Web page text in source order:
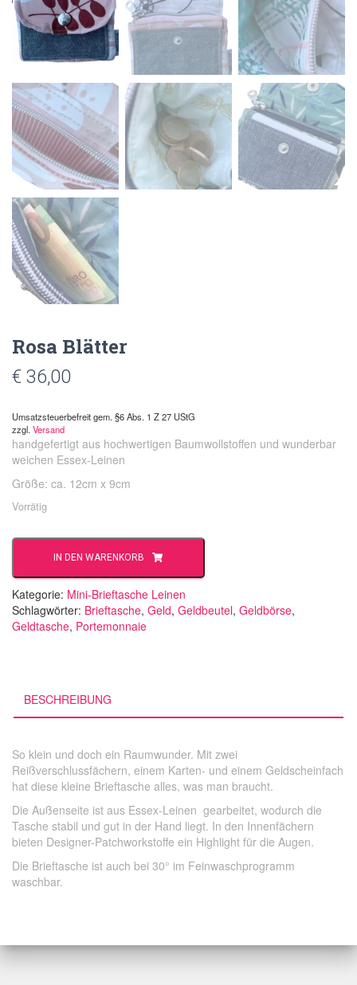
Rosa Blätter
€ 36,00
Umsatzsteuerbefreit gem. §6 Abs. 1 Z 27 UStG
zzgl. Versand
handgefertigt aus hochwertigen Baumwollstoffen und wunderbar
weichen Essex-Leinen
Größe: ca. 12cm x 9cm
Vorrätig
Rosa
Menge
IN DEN WARENKORB
Kategorie: Mini-Brieftasche Leinen
Schlagwörter: Brieftasche, Geld, Geldbeutel, Geldbörse,
Geldtasche, Portemonnaie
BESCHREIBUNG
So klein und doch ein Raumwunder. Mit zwei
Reißverschlussfächern, einem Karten- und einem Geldscheinfach
hat diese kleine Brieftasche alles, was man braucht.
Die Außenseite ist aus Essex-Leinen gearbeitet, wodurch die
Tasche stabil und gut in der Hand liegt. In den Innenfächern
bieten Designer-Patchworkstoffe ein Highlight für die Augen.
Die Brieftasche ist auch bei 30° im Feinwaschprogramm
waschbar.